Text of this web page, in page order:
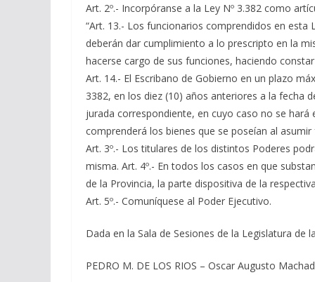
Art. 2º.- Incorpóranse a la Ley Nº 3.382 como
“Art. 13.- Los funcionarios comprendidos en
deberán dar cumplimiento a lo prescripto en la
hacerse cargo de sus funciones, haciendo
Art. 14.- El Escribano de Gobierno en un plazo
3382, en los diez (10) años anteriores a la fecha
jurada correspondiente, en cuyo caso no se
comprenderá los bienes que se poseían al
Art. 3º.- Los titulares de los distintos Poderes
misma. Art. 4º.- En todos los casos en que
de la Provincia, la parte dispositiva de la
Art. 5º.- Comuníquese al Poder Ejecutivo.
Dada en la Sala de Sesiones de la Legislatura
PEDRO M. DE LOS RIOS – Oscar Augusto